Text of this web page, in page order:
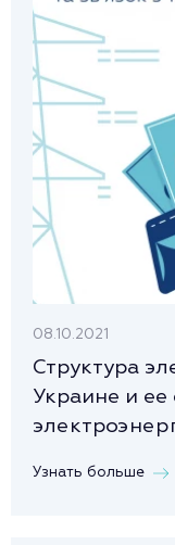
08.10.2021
Структура
Украине и ее
Узнать больше